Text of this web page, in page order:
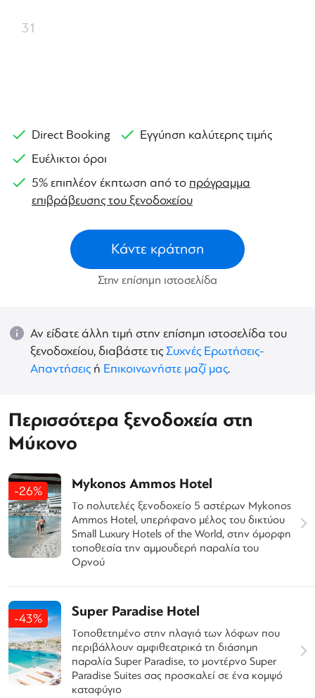
31
Direct Booking
Εγγύηση καλύτερης τιμής
Ευέλικτοι όροι
5% επιπλέον έκπτωση από το πρόγραμμα
επιβράβευσης του ξενοδοχείου
Κάντε κράτηση
Στην επίσημη ιστοσελίδα
Αν είδατε άλλη τιμή στην επίσημη ιστοσελίδα του
ξενοδοχείου, διαβάστε τιςΣυχνές Ερωτήσεις-
Απαντήσεις ή Επικοινωνήστε μαζί μας.
Περισσότερα ξενοδοχεία στη
Μύκονο
-26% Mykonos Ammos Hotel
Το πολυτελές ξενοδοχείο 5 αστέρων Mykonos
Ammos Hotel, υπερήφανο μέλος του δικτύου
Small Luxury Hotels of the World, στην όμορφη
τοποθεσία την αμμουδερή παραλία του
Ορνού
-43% Super Paradise Hotel
Τοποθετημένο στην πλαγιά των λόφων που
περιβάλλουν αμφιθεατρικά τη διάσημη
παραλία Super Paradise, το μοντέρνο Super
Paradise Suites σας προσκαλεί σε ένα κομψό
καταφύγιο